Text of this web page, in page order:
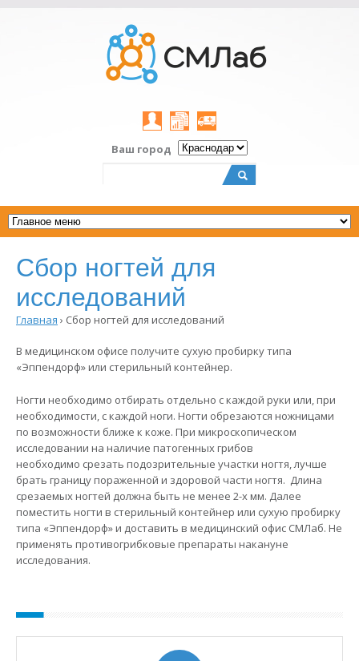
Личный
кабинет
Результаты
on-
Заказать
выезд
Ваш город
поиска
Сбор ногтей для
исследований
Вы
здесь
Главная › Сбор ногтей для исследований
В медицинском офисе получите сухую пробирку типа
«Эппендорф» или стерильный контейнер.
Ногти необходимо отбирать отдельно с каждой руки или, при
необходимости, с каждой ноги. Ногти обрезаются ножницами
по возможности ближе к коже. При микроскопическом
исследовании на наличие патогенных грибов
необходимо срезать подозрительные участки ногтя, лучше
брать границу пораженной и здоровой части ногтя. Длина
срезаемых ногтей должна быть не менее 2-х мм. Далее
поместить ногти в стерильный контейнер или сухую пробирку
типа «Эппендорф» и доставить в медицинский офис СМЛаб. Не
применять противогрибковые препараты накануне
исследования.